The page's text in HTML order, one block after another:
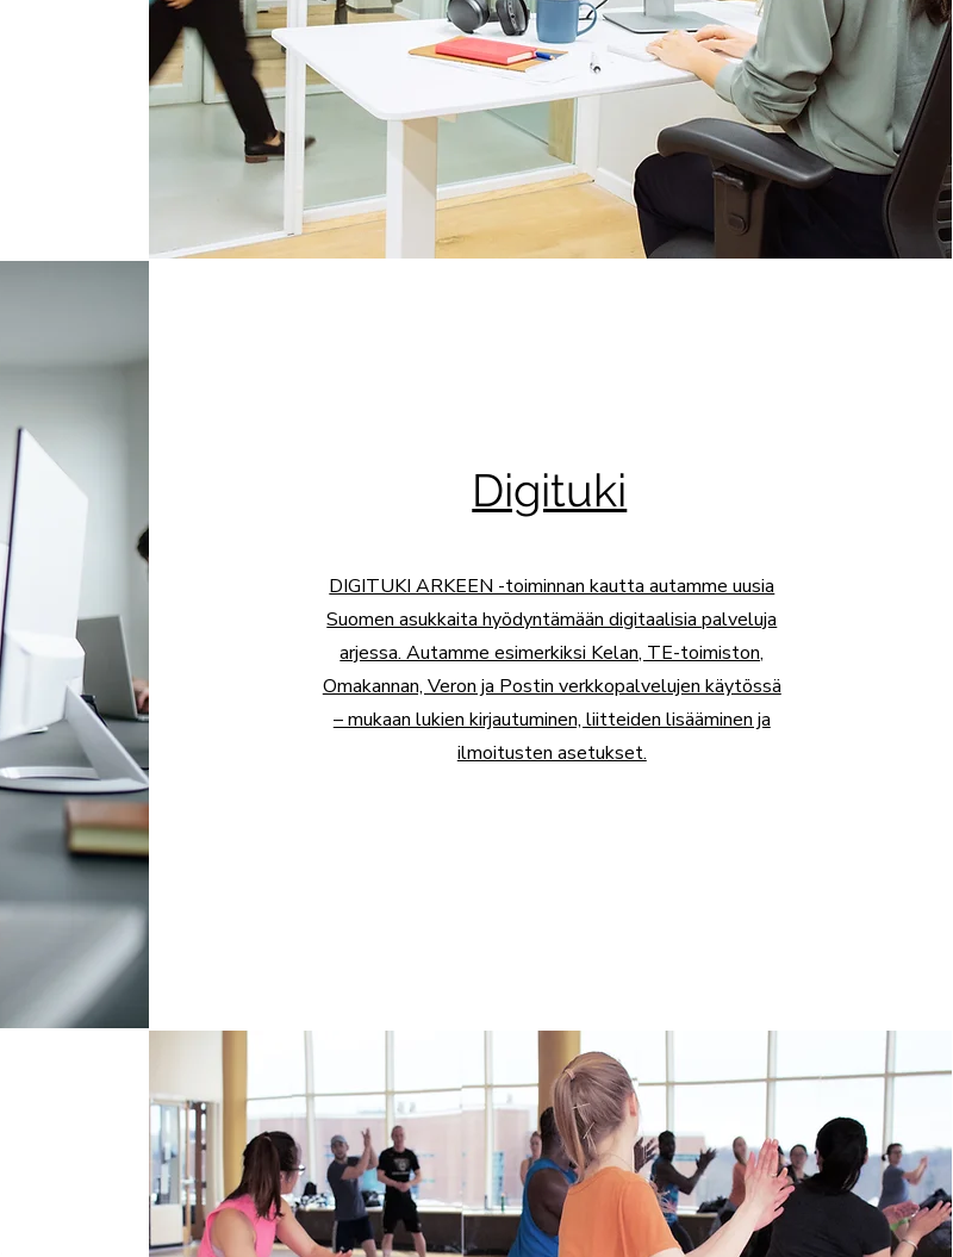
Digituki
DIGITUKI ARKEEN -toiminnan kautta autamme uusia
Suomen asukkaita hyödyntämään digitaalisia palveluja
arjessa. Autamme esimerkiksi Kelan, TE-toimiston,
Omakannan, Veron ja Postin verkkopalvelujen käytössä
– mukaan lukien kirjautuminen, liitteiden lisääminen ja
ilmoitusten asetukset.